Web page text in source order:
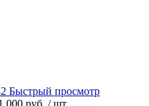
Быстрый просмотр